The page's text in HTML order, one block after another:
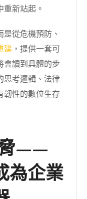
新站起。
從危機預防、
建 ，提供一套可
會讀到具體的步
思考邏輯、法律
韌性的數位生存
脅——
為企業